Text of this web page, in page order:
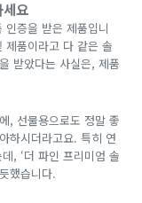
요
인증을 받은 제품입니
제품이라고 다 같은 솔
받았다는 사실은, 제품
, 선물용으로도 정말 좋
하시더라고요. 특히 연
, ‘더 파인 프리미엄 솔
했습니다.